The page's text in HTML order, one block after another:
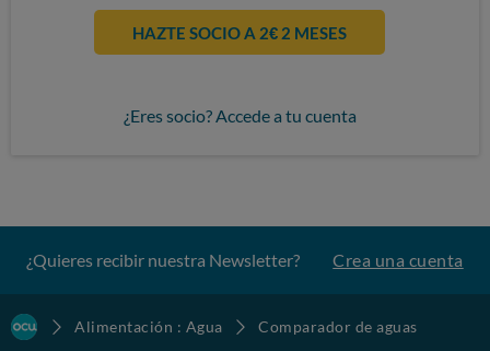
HAZTE SOCIO A 2€ 2 MESES
¿Eres socio? Accede a tu cuenta
¿Quieres recibir nuestra Newsletter? Crea una cuenta
Alimentación : Agua
Comparador de aguas